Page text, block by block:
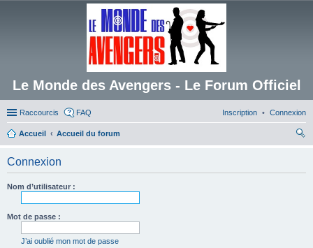
Le Monde des Avengers - Le Forum Officiel
Raccourcis FAQ Connexion
Inscription
Accueil
Accueil du forum
Connexion
Nom d’utilisateur :
Mot de passe :
J’ai oublié mon mot de passe